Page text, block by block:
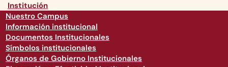
Institución
Nuestro Campus
Información institucional
Documentos Institucionales
Símbolos institucionales
Órganos de Gobierno Institucionales